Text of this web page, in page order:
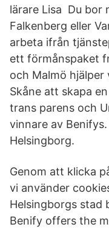
lärare Lisa Du bor
Falkenberg eller
arbeta ifrån
ett förmånspaket
och Malmö hjälper
Skåne att skapa
trans parens och
vinnare av
Helsingborg.
Genom att klicka
vi använder
Helsingborgs stad
Benify offers the